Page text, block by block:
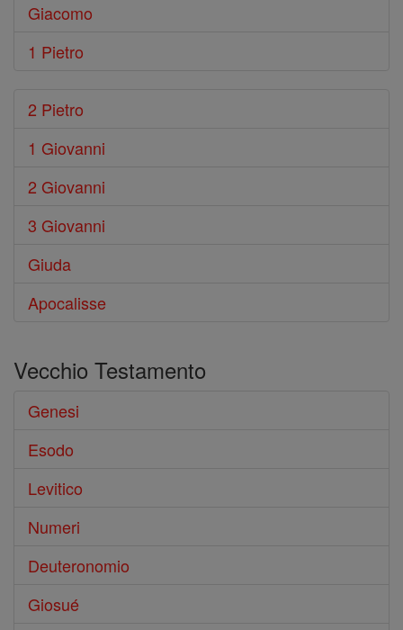
Giacomo
1 Pietro
2 Pietro
1 Giovanni
2 Giovanni
3 Giovanni
Giuda
Apocalisse
Vecchio Testamento
Genesi
Esodo
Levitico
Numeri
Deuteronomio
Giosué